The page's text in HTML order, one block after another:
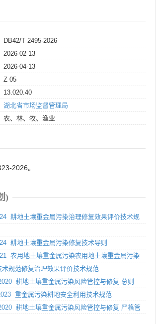
DB42/T 2495-2026
2026-02-13
2026-04-13
Z 05
13.020.40
湖北省市场监督管理局
农、林、牧、渔业
2026。
)
耕地土壤重金属污染治理修复效果评价技术规
耕地土壤重金属污染修复技术导则
农用地土壤重金属污染农用地土壤重金属污染
规范修复治理效果评价技术规范
耕地土壤重金属污染风险管控与修复 总则
重金属污染耕地安全利用技术规范
耕地土壤重金属污染风险管控与修复 严格管